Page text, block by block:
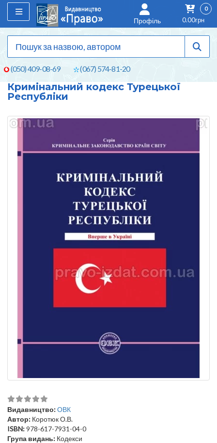
(050) 409-08-69 (067) 574-81-20
Профіль
0
0.00грн
Кримінальний кодекс Турецької
Республіки
Видавництво:ОВК
Автор: Коротюк О.В.
ISBN:978-617-7931-04-0
Група видань: Кодекси